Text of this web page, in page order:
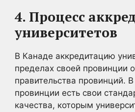
4. Процесс
университетов
В Канаде аккредитацию
пределах своей провинции
правительства провинций.
провинции есть свои
качества, которым